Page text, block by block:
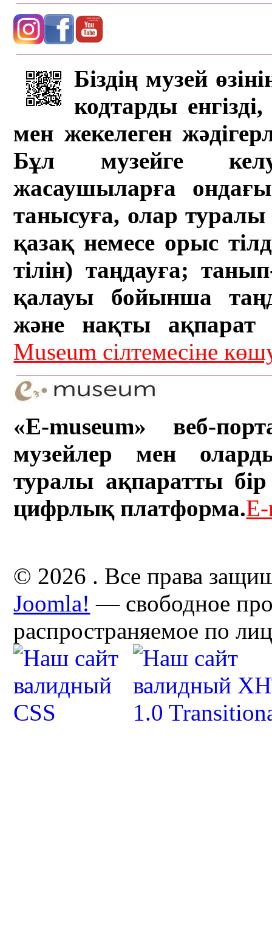
Біздің музей
кодтарды
мен жекелеген
Бұл музейге
жасаушыларға
танысуға, олар туралы
қазақ немесе орыс
тілін) таңдауға;
қалауы бойынша
және нақты ақпарат
Museum сілтемесіне
«E-museum» веб-
музейлер мен
туралы ақпаратты бір
цифрлық платформа.
© 2026 . Все права
Joomla! — свободное
распространяемое по